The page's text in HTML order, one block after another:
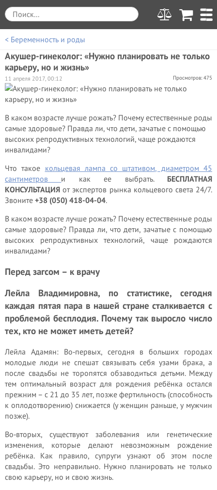
< Беременность и роды
Акушер-гинеколог: «Нужно планировать не только
карьеру, но и жизнь»
Просмотров: 475
11 апреля 2017, 00:12
В каком возрасте лучше рожать? Почему естественные роды
самые здоровые? Правда ли, что дети, зачатые с помощью
высоких репродуктивных технологий, чаще рождаются
инвалидами?
Что такое кольцевая лампа со штативом, диаметром 45
сантиметров и как ее выбрать. БЕСПЛАТНАЯ
КОНСУЛЬТАЦИЯ от экспертов рынка кольцевого света 24/7.
Звоните +38 (050) 418-04-04.
В каком возрасте лучше рожать? Почему естественные роды
самые здоровые? Правда ли, что дети, зачатые с помощью
высоких репродуктивных технологий, чаще рождаются
инвалидами?
Перед загсом – к врачу
Лейла Владимировна, по статистике, сегодня
каждая пятая пара в нашей стране сталкивается с
проблемой бесплодия. Почему так выросло число
тех, кто не может иметь детей?
Лейла Адамян: Во‑первых, сегодня в больших городах
молодые люди не спешат связывать себя узами брака, а
после свадьбы не торопятся обзаводиться детьми. Между
тем оптимальный возраст для рождения ребёнка остался
прежним – с 21 до 35 лет, позже фертильность (способность
к оплодотворению) снижается (у женщин раньше, у мужчин
позже).
Во‑вторых, существуют заболевания или генетические
изменения, которые делают невозможным рождение
ребёнка. Как правило, супруги узнают об этом после
свадьбы. Это неправильно. Нужно планировать не только
свою карьеру, но и свою жизнь.